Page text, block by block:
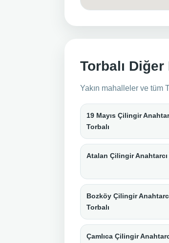
Torbalı
Yakın mahalleler ve tüm
19 Mayıs Çilingir
Torbalı
Atalan Çilingir Anahtarcı
Bozköy Çilingir
Torbalı
Çamlıca Çilingir